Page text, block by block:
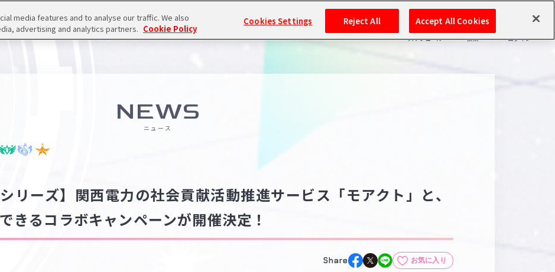
スケジュール 検索 ログイン
閲覧履歴・購入履歴
マイスケジュール メモ
NEWS
ニュース
リーズ】関西電力の社会貢献活動推進サービス「モアクト」と、
きるコラボキャンペーンが開催決定！
Share お気に入り
media features and to analyse our traffic. We also
advertising and analytics partners. Cookie Policy
Cookies Settings Reject All Accept All Cookies